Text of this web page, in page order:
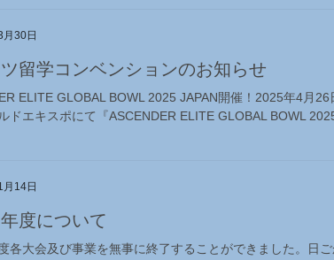
30日
留学コンベンションのお知らせ
ELITE GLOBAL BOWL 2025 JAPAN開催！2025年4月
ドエキスポにて『ASCENDER ELITE GLOBAL BOWL
14日
度について
各大会及び事業を無事に終了することができました。日